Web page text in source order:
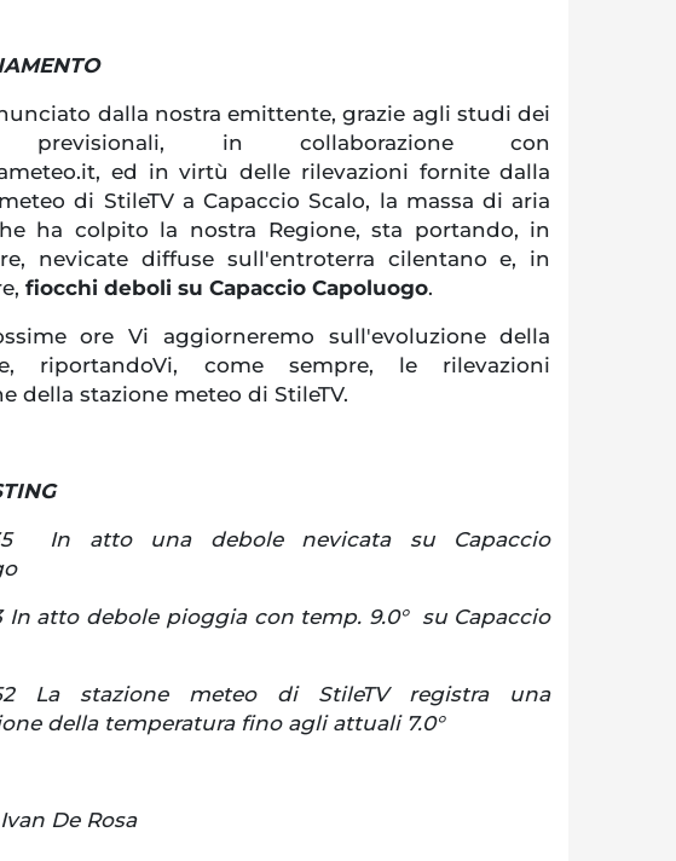
dalla nostra emittente, grazie agli studi dei
previsionali, in collaborazione con
ed in virtù delle rilevazioni fornite dalla
di StileTV a Capaccio Scalo, la massa di aria
ha colpito la nostra Regione, sta portando, in
nevicate diffuse sull'entroterra cilentano e, in
fiocchi deboli su Capaccio Capoluogo.
ore Vi aggiorneremo sull'evoluzione della
riportandoVi, come sempre, le rilevazioni
della stazione meteo di StileTV.
In atto una debole nevicata su Capaccio
In atto debole pioggia con temp. 9.0° su Capaccio
La stazione meteo di StileTV registra una
della temperatura fino agli attuali 7.0°
De Rosa